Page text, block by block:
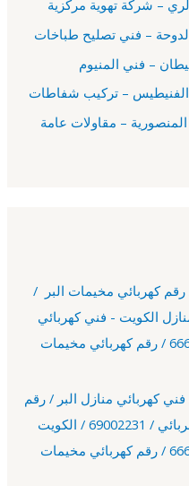
عامة الكويت 66140865 – المنصورية – مقاولات عامة
مخيمات البر / 50802191 / رقم كهربائي مخيمات البر /
الكويت - فني كهربائي
كهربائي مخيمات البر / 66629504 / رقم كهربائي مخيمات
مخيمات البر / 69002231 / فني كهربائي منازل البر / رقم
/ الكويت
كهربائي مخيمات البر / 66629504 / رقم كهربائي مخيمات